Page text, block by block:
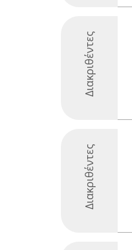
Διακριθέντες
Διακριθέντες